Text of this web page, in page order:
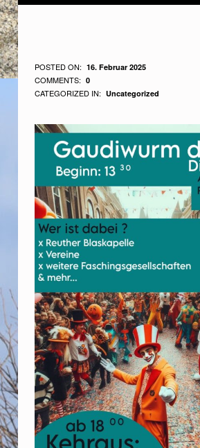
G
A
D
W
U
R
M
A
M
4
.
3
.
–
S
POSTED ON: 16. Februar 2025
WRITTEN BY:
Medienbeauftragter
COMMENTS: 0
CATEGORIZED IN: Uncategorized